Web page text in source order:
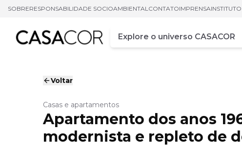
SOBRERESPONSABILIDADE SOCIOAMBIENTALCONTATOIMPRENSA
Campo de busca
Digite pelo menos três
Voltar
Casas e apartamentos
Apartamento dos anos
modernista e repleto de